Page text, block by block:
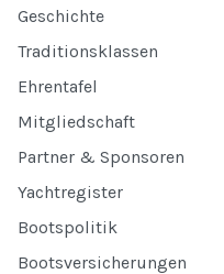
Geschichte
Traditionsklassen
Ehrentafel
Mitgliedschaft
Partner & Sponsoren
Yachtregister
Bootspolitik
Bootsversicherungen